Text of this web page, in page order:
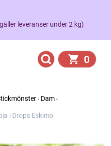
leveranser under 2 kg)
0
Dam
i Drops Eskimo